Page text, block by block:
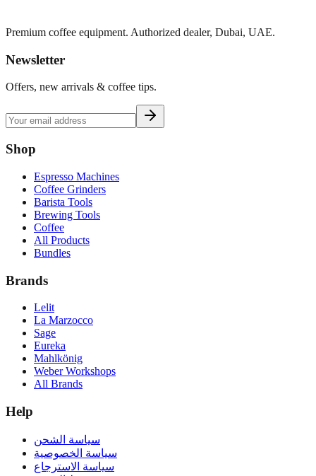
Premium coffee equipment. Authorized dealer, Dubai, UAE.
Newsletter
Offers, new arrivals & coffee tips.
Shop
Espresso Machines
Coffee Grinders
Barista Tools
Brewing Tools
Coffee
All Products
Bundles
Brands
Lelit
La Marzocco
Sage
Eureka
Mahlkönig
Weber Workshops
All Brands
Help
سياسة الشحن
سياسة الخصوصية
سياسة الاسترجاع